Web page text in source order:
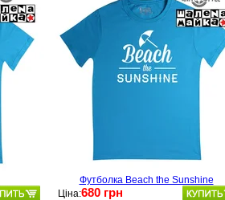
Футболка Beach the Sunshine
Ціна:680 грн